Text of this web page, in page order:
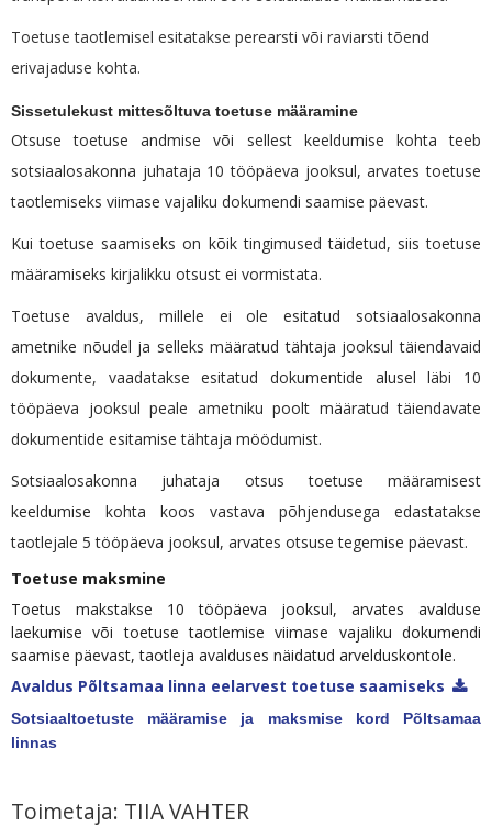
Toetuse taotlemisel esitatakse perearsti või raviarsti tõend
erivajaduse kohta.
Sissetulekust mittesõltuva toetuse määramine
Otsuse toetuse andmise või sellest keeldumise kohta teeb
sotsiaalosakonna juhataja 10 tööpäeva jooksul, arvates toetuse
taotlemiseks viimase vajaliku dokumendi saamise päevast.
Kui toetuse saamiseks on kõik tingimused täidetud, siis toetuse
määramiseks kirjalikku otsust ei vormistata.
Toetuse avaldus, millele ei ole esitatud sotsiaalosakonna
ametnike nõudel ja selleks määratud tähtaja jooksul täiendavaid
dokumente, vaadatakse esitatud dokumentide alusel läbi 10
tööpäeva jooksul peale ametniku poolt määratud täiendavate
dokumentide esitamise tähtaja möödumist.
Sotsiaalosakonna juhataja otsus toetuse määramisest
keeldumise kohta koos vastava põhjendusega edastatakse
taotlejale 5 tööpäeva jooksul, arvates otsuse tegemise päevast.
Toetuse maksmine
Toetus makstakse 10 tööpäeva jooksul, arvates avalduse
laekumise või toetuse taotlemise viimase vajaliku dokumendi
saamise päevast, taotleja avalduses näidatud arvelduskontole.
Avaldus Põltsamaa linna eelarvest toetuse saamiseks
Sotsiaaltoetuste määramise ja maksmise kord Põltsamaa
linnas
Toimetaja: TIIA VAHTER